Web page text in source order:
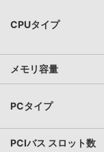
CPUタイプ
メモリ容量
PCタイプ
PCIバス スロット数